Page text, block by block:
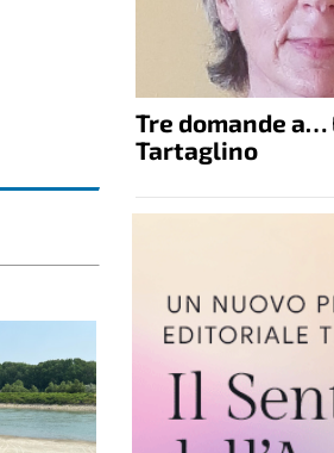
Tre domande a…
Tartaglino